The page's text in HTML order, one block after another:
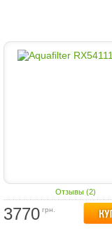
Отзывы (2)
3770 грн.